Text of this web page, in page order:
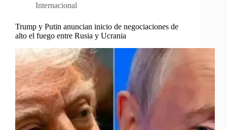
Internacional
Trump y Putin anuncian inicio de negociaciones de
alto el fuego entre Rusia y Ucrania